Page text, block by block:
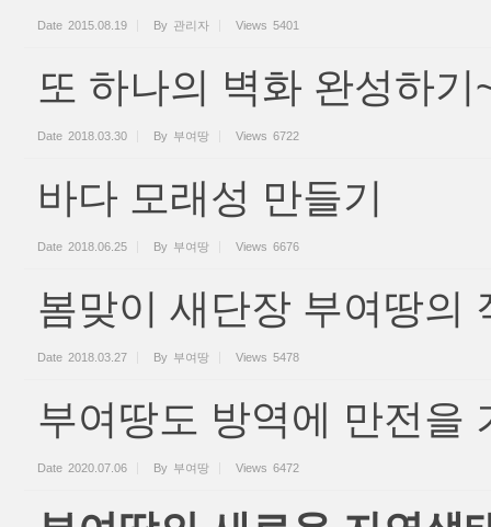
Date 2015.08.19 By 관리자 Views 5401
또 하나의 벽화 완성하기
Date 2018.03.30 By 부여땅 Views 6722
바다 모래성 만들기
Date 2018.06.25 By 부여땅 Views 6676
봄맞이 새단장 부여땅의
Date 2018.03.27 By 부여땅 Views 5478
부여땅도 방역에 만전을
Date 2020.07.06 By 부여땅 Views 6472